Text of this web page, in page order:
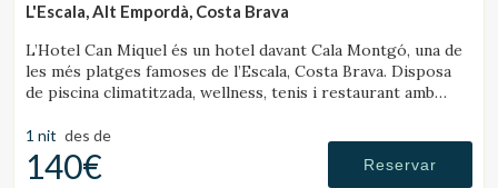
L'Escala, Alt Empordà, Costa Brava
L’Hotel Can Miquel és un hotel davant Cala Montgó, una de
les més platges famoses de l’Escala, Costa Brava. Disposa
de piscina climatitzada, wellness, tenis i restaurant amb
1 nit des de
140€ Reservar